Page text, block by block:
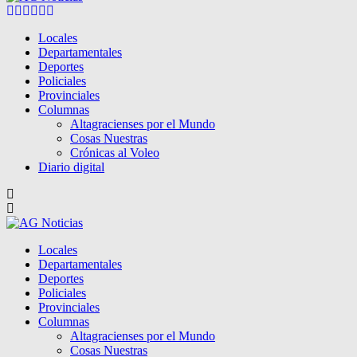
Facebook
Twitter
Instagram
Pinterest
Google
Locales
Departamentales
Deportes
Policiales
Provinciales
Columnas
Altagracienses por el Mundo
Cosas Nuestras
Crónicas al Voleo
Diario digital
Locales
Departamentales
Deportes
Policiales
Provinciales
Columnas
Altagracienses por el Mundo
Cosas Nuestras